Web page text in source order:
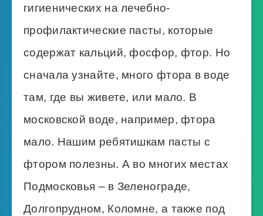
гигиенических на лечебно-
профилактические пасты, которые
содержат кальций, фосфор, фтор. Но
сначала узнайте, много фтора в воде
там, где вы живете, или мало. В
московской воде, например, фтора
мало. Нашим ребятишкам пасты с
фтором полезны. А во многих местах
Подмосковья – в Зеленограде,
Долгопрудном, Коломне, а также под